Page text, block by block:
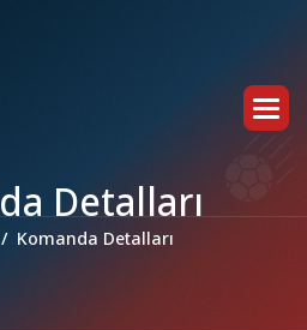
da Detalları
Komanda Detalları